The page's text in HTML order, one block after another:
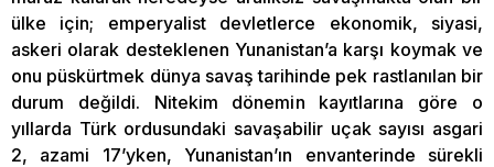
ülke için; emperyalist devletlerce ekonomik, siyasi,
askeri olarak desteklenen Yunanistan’a karşı koymak ve
onu püskürtmek dünya savaş tarihinde pek rastlanılan bir
durum değildi. Nitekim dönemin kayıtlarına göre o
yıllarda Türk ordusundaki savaşabilir uçak sayısı asgari
2, azami 17’yken, Yunanistan’ın envanterinde sürekli